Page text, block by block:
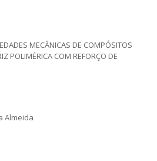
MECÂNICAS DE COMPÓSITOS
POLIMÉRICA COM REFORÇO DE
Almeida